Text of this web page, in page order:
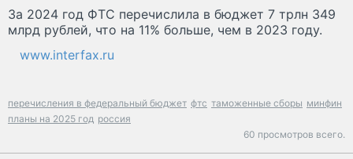
За 2024 год ФТС перечислила в бюджет 7 трлн 349
млрд рублей, что на 11% больше, чем в 2023 году.
www.interfax.ru
перечисления в федеральный бюджет фтс таможенные сборы минфин
планы на 2025 год россия
60 просмотров всего.